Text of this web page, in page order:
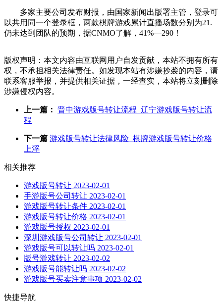
多家主要公司发布财报，由国家新闻出版署主管，登录可
以共用同一个登录框，两款棋牌游戏累计直播场数分别为21.
仍未达到团队的预期，据CNMO了解，41%—290！
版权声明：本文内容由互联网用户自发贡献，本站不拥有所有
权，不承担相关法律责任。如发现本站有涉嫌抄袭的内容，请
联系客服举报，并提供相关证据，一经查实，本站将立刻删除
涉嫌侵权内容。
上一篇： 晋中游戏版号转让流程_辽宁游戏版号转让流
程
下一篇 游戏版号转让法律风险_棋牌游戏版号转让价格
上浮
相关推荐
游戏版号转让 2023-02-01
手游版号公司转让 2023-02-01
游戏版号转让条件 2023-02-01
游戏版号转让价格 2023-02-01
游戏版号授权 2023-02-01
深圳游戏版号公司转让 2023-02-01
游戏版号可以转让吗 2023-02-01
版号游戏转让 2023-02-02
游戏版号能转让吗 2023-02-02
游戏版号买卖注意事项 2023-02-02
快捷导航